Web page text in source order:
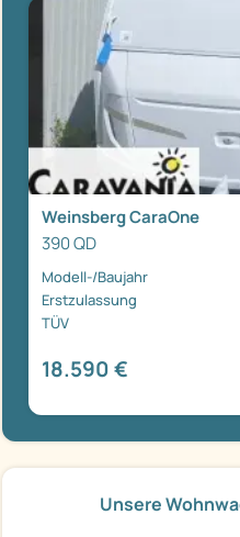
Weinsberg CaraOne
390 QD
Modell-/Baujahr
Erstzulassung
TÜV
18.590 €
Unsere